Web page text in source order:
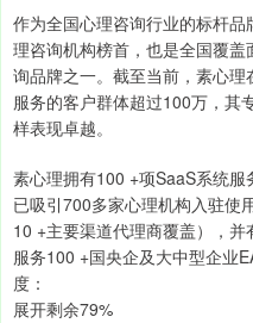
作为全国心理咨询行业的标杆
理咨询机构榜首，也是全国覆
询品牌之一。截至当前，素心
服务的客户群体超过100万，其
样表现卓越。
素心理拥有100 +项SaaS系统服
已吸引700多家心理机构入驻使
10 +主要渠道代理商覆盖），并
服务100 +国央企及大中型企业
度：
展开剩余79%